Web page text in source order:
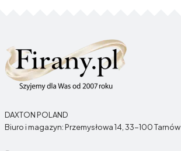
DAXTON POLAND
Biuro i magazyn: Przemysłowa 14, 33-100 Tarnów